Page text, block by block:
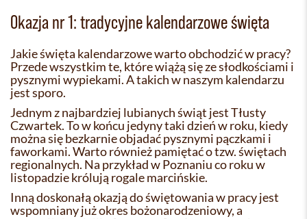
Okazja nr 1: tradycyjne kalendarzowe święta
Jakie święta kalendarzowe warto obchodzić w pracy?
Przede wszystkim te, które wiążą się ze słodkościami i
pysznymi wypiekami. A takich w naszym kalendarzu
jest sporo.
Jednym z najbardziej lubianych świąt jest Tłusty
Czwartek. To w końcu jedyny taki dzień w roku, kiedy
można się bezkarnie objadać pysznymi pączkami i
faworkami. Warto również pamiętać o tzw. świętach
regionalnych. Na przykład w Poznaniu co roku w
listopadzie królują rogale marcińskie.
Inną doskonałą okazją do świętowania w pracy jest
wspomniany już okres bożonarodzeniowy, a